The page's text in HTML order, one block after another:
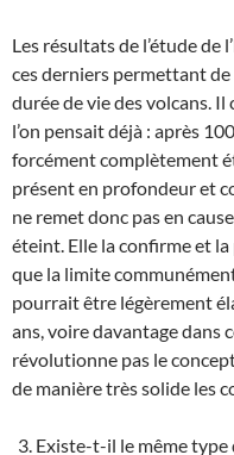
Les résultats de l’étude
ces derniers permettant
durée de vie des volcans.
l’on pensait déjà : après
forcément complètement
présent en profondeur et
ne remet donc pas en
éteint. Elle la confirme et
que la limite
pourrait être légèrement
ans, voire davantage dans
révolutionne pas le
de manière très solide les
Existe-t-il le même type